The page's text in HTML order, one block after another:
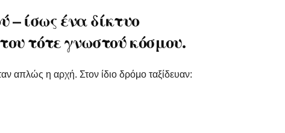
– ίσως ένα δίκτυο
τότε γνωστού κόσμου.
απλώς η αρχή. Στον ίδιο δρόμο ταξίδευαν: